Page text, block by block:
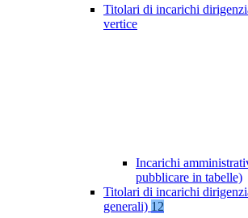
Titolari di incarichi
vertice
Incarichi
pubblicare in tabelle)
Titolari di incarichi
generali) 12